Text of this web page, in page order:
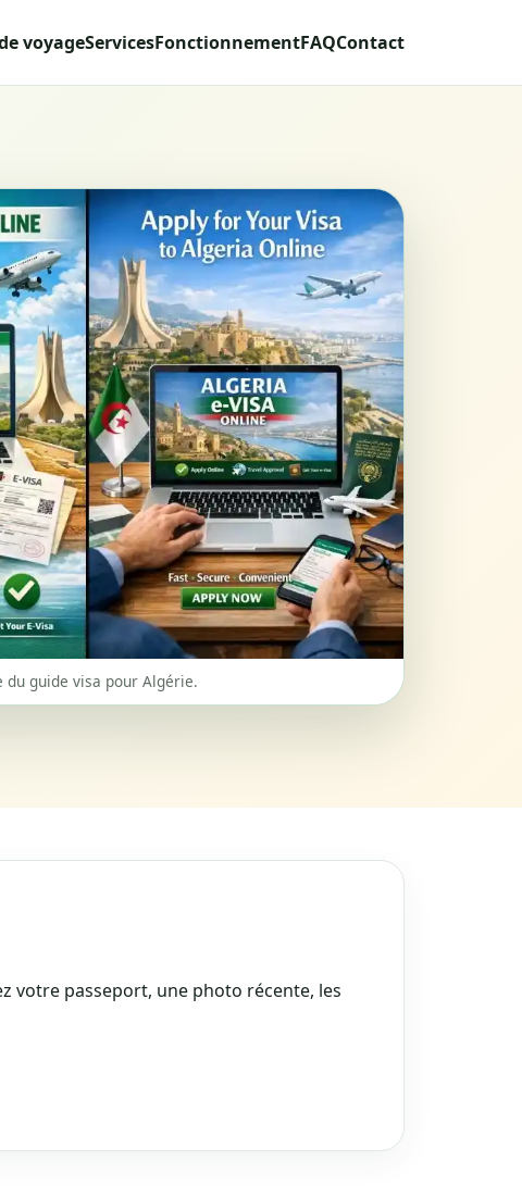
voyageServicesFonctionnementFAQContact
guide visa pour Algérie.
votre passeport, une photo récente, les